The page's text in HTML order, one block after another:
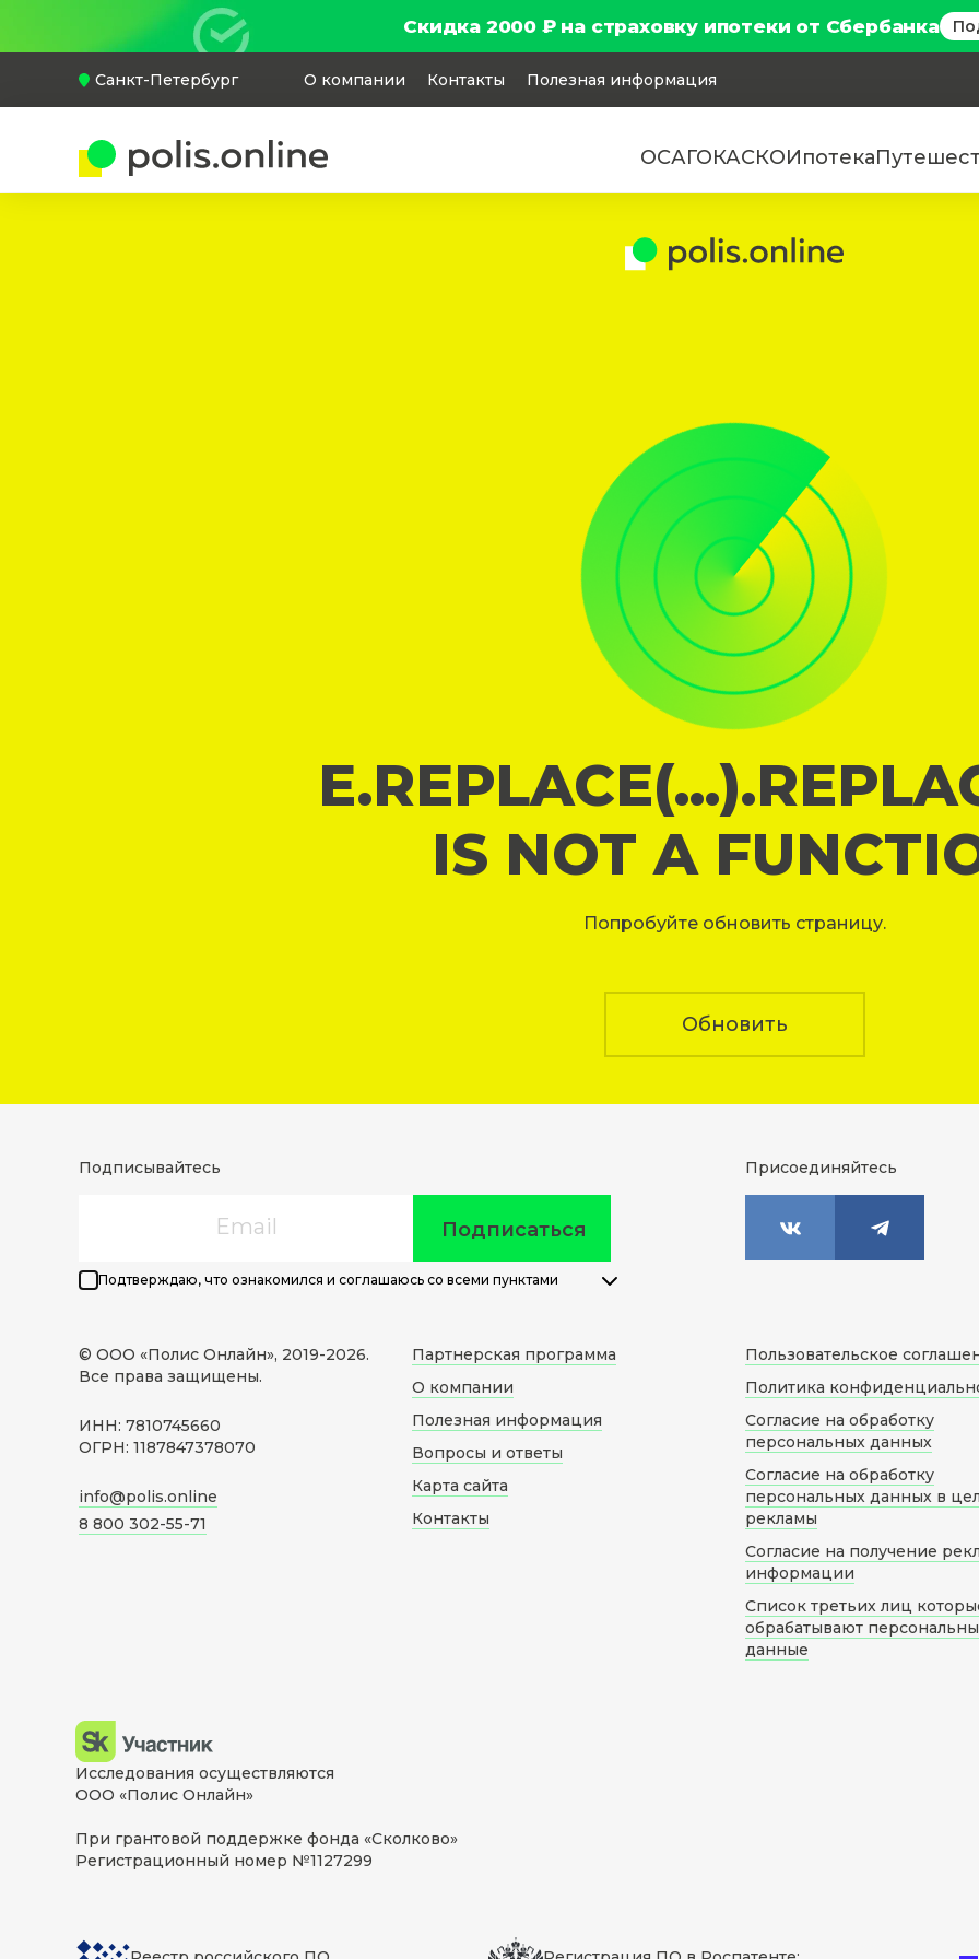
Скидка 2000 ₽ на страховку ипотеки от Сбербанка
Санкт-Петербург О компании Контакты Полезная информация
ОСАГОКАСКОИпотека
IS NOT A
Попробуйте обновить страницу.
Обновить
Подписывайтесь
Подписаться
Подтверждаю, что ознакомился и соглашаюсь со всеми пунктами
Присоединяйтесь
© ООО «Полис Онлайн», 2019-2026.
Все права защищены.
ИНН: 7810745660
ОГРН: 1187847378070
info@polis.online
8 800 302-55-71
Партнерская программа
О компании
Полезная информация
Вопросы и ответы
Карта сайта
Контакты
Пользовательское
Политика
Согласие на обработку
персональных данных
Согласие на обработку
персональных данных в
рекламы
Согласие на получение
информации
Список третьих лиц
обрабатывают
данные
Исследования осуществляются
ООО «Полис Онлайн»
При грантовой поддержке фонда «Сколково»
Регистрационный номер №1127299